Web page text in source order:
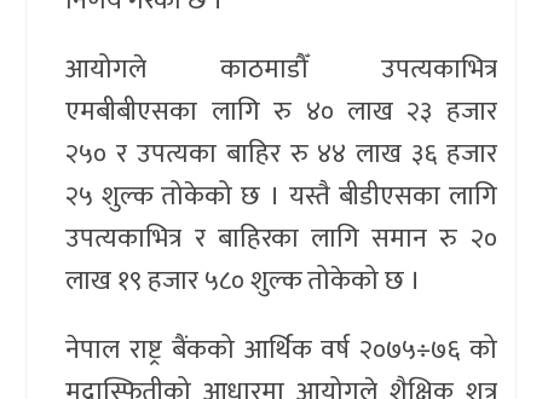
आयोगले काठमाडौँ उपत्यकाभित्र
एमबीबीएसका लागि रु ४० लाख २३ हजार
२५० र उपत्यका बाहिर रु ४४ लाख ३६ हजार
२५ शुल्क तोकेको छ । यस्तै बीडीएसका लागि
उपत्यकाभित्र र बाहिरका लागि समान रु २०
लाख १९ हजार ५८० शुल्क तोकेको छ ।
नेपाल राष्ट्र बैंकको आर्थिक वर्ष २०७५÷७६ को